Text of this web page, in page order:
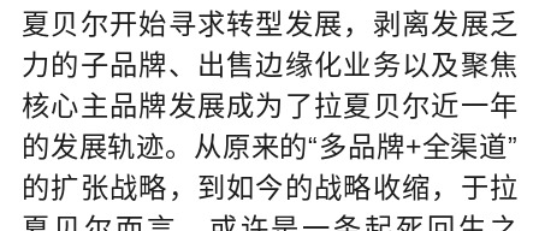
夏贝尔开始寻求转型发展，剥离发展乏
力的子品牌、出售边缘化业务以及聚焦
核心主品牌发展成为了拉夏贝尔近一年
的发展轨迹。从原来的“多品牌+全渠道”
的扩张战略，到如今的战略收缩，于拉